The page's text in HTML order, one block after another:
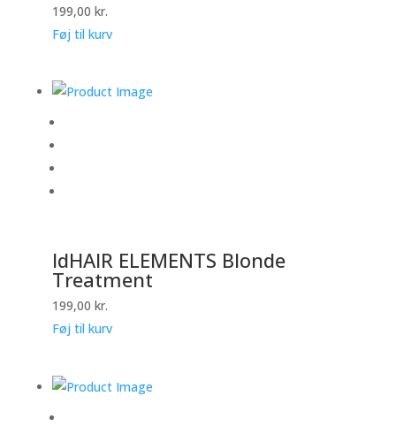
199,00 kr.
Føj til kurv
IdHAIR ELEMENTS Blonde
Treatment
199,00 kr.
Føj til kurv